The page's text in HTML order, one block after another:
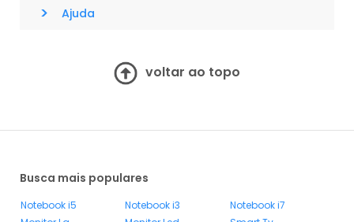
> Ajuda
voltar ao topo
Busca mais populares
Notebook i5 Notebook i3
Notebook i7